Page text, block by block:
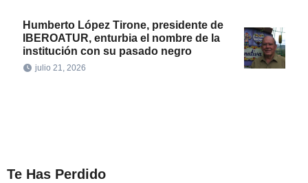
Humberto López Tirone, presidente de
IBEROATUR, enturbia el nombre de la
institución con su pasado negro
julio 21, 2026
Te Has Perdido